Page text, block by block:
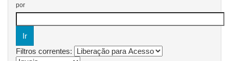
por
Filtros correntes: